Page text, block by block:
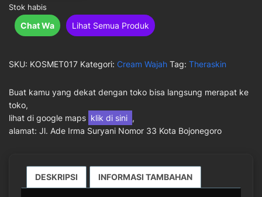
Stok habis
Chat Wa Lihat Semua Produk
SKU: KOSMET017 Kategori: Cream Wajah Tag: Theraskin
Buat kamu yang dekat dengan toko bisa langsung merapat ke
toko,
lihat di google maps klik di sini ,
alamat: Jl. Ade Irma Suryani Nomor 33 Kota Bojonegoro
DESKRIPSI INFORMASI TAMBAHAN